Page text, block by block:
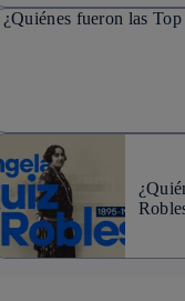
¿Quiénes fueron las